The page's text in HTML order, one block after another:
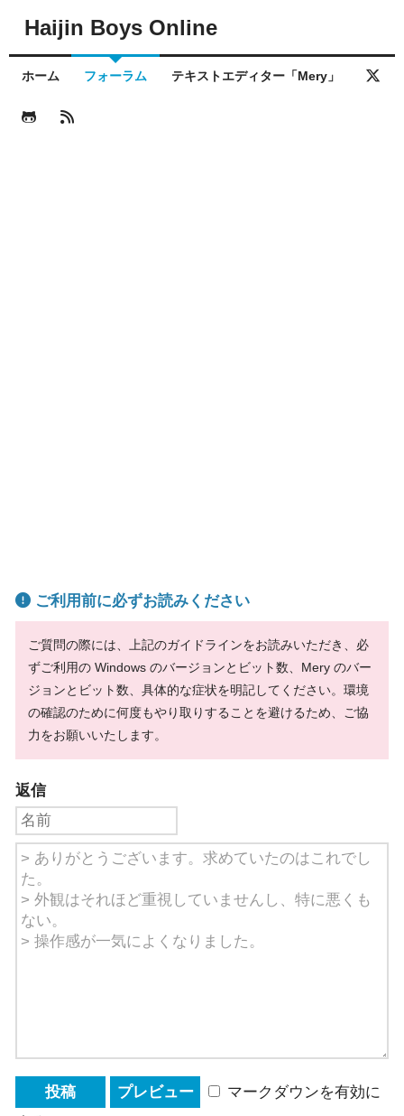
Haijin Boys Online
ホーム フォーラム テキストエディター「Mery」
ご利用前に必ずお読みください
ご質問の際には、上記のガイドラインをお読みいただき、必
ずご利用の Windows のバージョンとビット数、Mery のバー
ジョンとビット数、具体的な症状を明記してください。環境
の確認のために何度もやり取りすることを避けるため、ご協
力をお願いいたします。
返信
マークダウンを有効に